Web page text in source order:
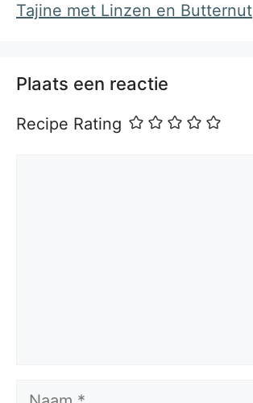
Tajine met Linzen en Butternut
Plaats een reactie
Recipe Rating
Naam